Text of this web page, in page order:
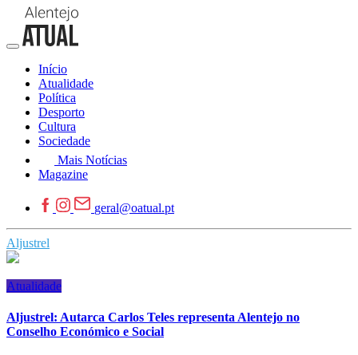
Início
Atualidade
Política
Desporto
Cultura
Sociedade
Mais Notícias
Magazine
geral@oatual.pt
Aljustrel
Atualidade
Aljustrel: Autarca Carlos Teles representa Alentejo no
Conselho Económico e Social